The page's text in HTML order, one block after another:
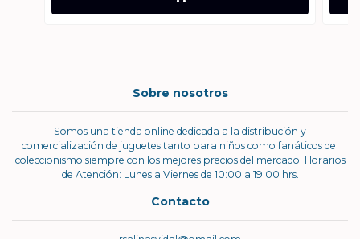
Sobre nosotros
Somos una tienda online dedicada a la distribución y
comercialización de juguetes tanto para niños como fanáticos del
coleccionismo siempre con los mejores precios del mercado. Horarios
de Atención: Lunes a Viernes de 10:00 a 19:00 hrs.
Contacto